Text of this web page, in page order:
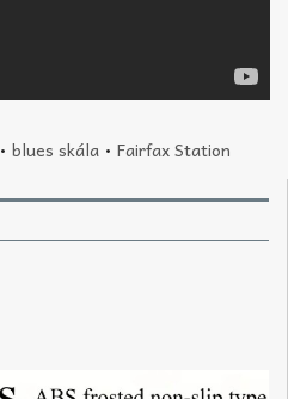
•blues skála •Fairfax Station